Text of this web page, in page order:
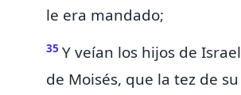
le era mandado;
35 Y veían los hijos de
de Moisés, que la tez de